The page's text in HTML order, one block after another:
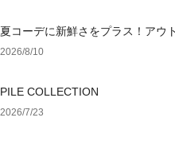
夏コーデに新鮮さをプラス！アウ
アイテム
2026/8/10
PILE COLLECTION
2026/7/23